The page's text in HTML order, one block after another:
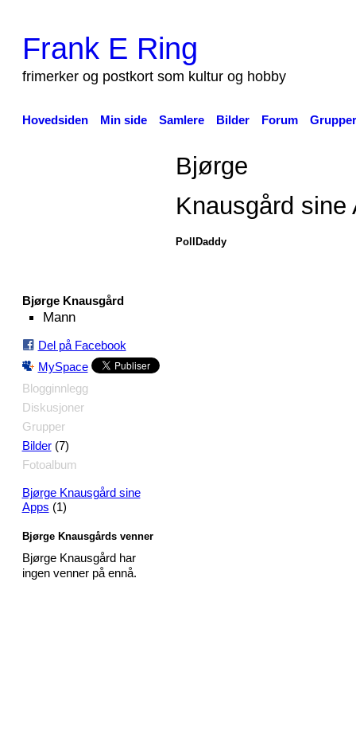
Frank E Ring
frimerker og postkort som kultur og hobby
Hovedsiden Min side Samlere Bilder Forum Grupper
Bjørge Knausgård
Mann
Del på Facebook
MySpace
Blogginnlegg
Diskusjoner
Grupper
Bilder(7)
Fotoalbum
Bjørge Knausgård sine
Apps (1)
Bjørge Knausgårds venner
Bjørge Knausgård har
ingen venner på ennå.
Bjørge
Knausgård sine
PollDaddy